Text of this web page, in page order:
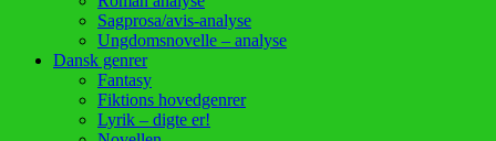
Sagprosa/avis-analyse
Ungdomsnovelle – analyse
Dansk genrer
Fantasy
Fiktions hovedgenrer
Lyrik – digte er!